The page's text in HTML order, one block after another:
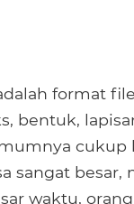
format
bentuk,
cukup
sangat besar,
waktu,